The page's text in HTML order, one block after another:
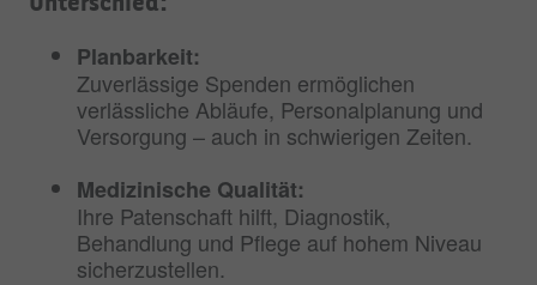
Planbarkeit:
Zuverlässige Spenden ermöglichen
verlässliche Abläufe, Personalplanung und
Versorgung – auch in schwierigen Zeiten.
Medizinische Qualität:
Ihre Patenschaft hilft, Diagnostik,
Behandlung und Pflege auf hohem Niveau
sicherzustellen.